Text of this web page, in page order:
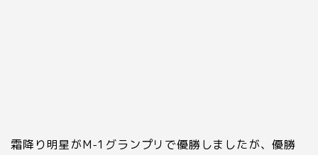
霜降り明星がM-1 グランプリで優勝しましたが、優勝